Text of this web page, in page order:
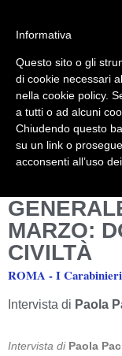
Mondo
LE
QUELLI
PER TUTTO
DI
MARZO:
CIVILTÀ
ROMA - I
Intervista di Paola
Intervista di Paola
Informativa
Questo sito o gli
di cookie necessari
nella cookie policy.
a tutti o ad alcuni
Chiudendo questo
su un link o
acconsenti all’uso